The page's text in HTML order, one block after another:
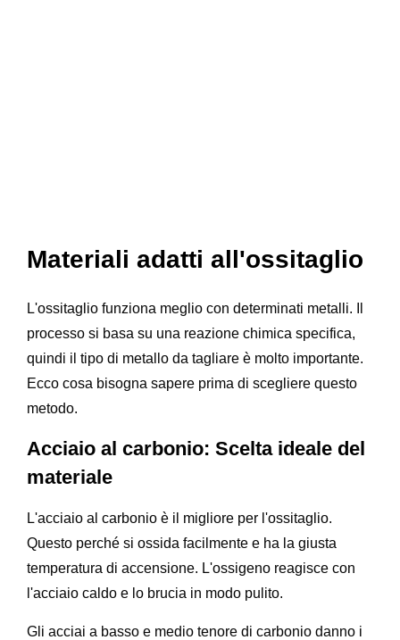
Materiali adatti all'ossitaglio
L'ossitaglio funziona meglio con determinati metalli. Il
processo si basa su una reazione chimica specifica,
quindi il tipo di metallo da tagliare è molto importante.
Ecco cosa bisogna sapere prima di scegliere questo
metodo.
Acciaio al carbonio: Scelta ideale del
materiale
L'acciaio al carbonio è il migliore per l'ossitaglio.
Questo perché si ossida facilmente e ha la giusta
temperatura di accensione. L'ossigeno reagisce con
l'acciaio caldo e lo brucia in modo pulito.
Gli acciai a basso e medio tenore di carbonio danno i